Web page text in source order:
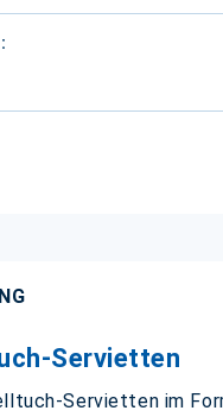
Servietten
Servietten im